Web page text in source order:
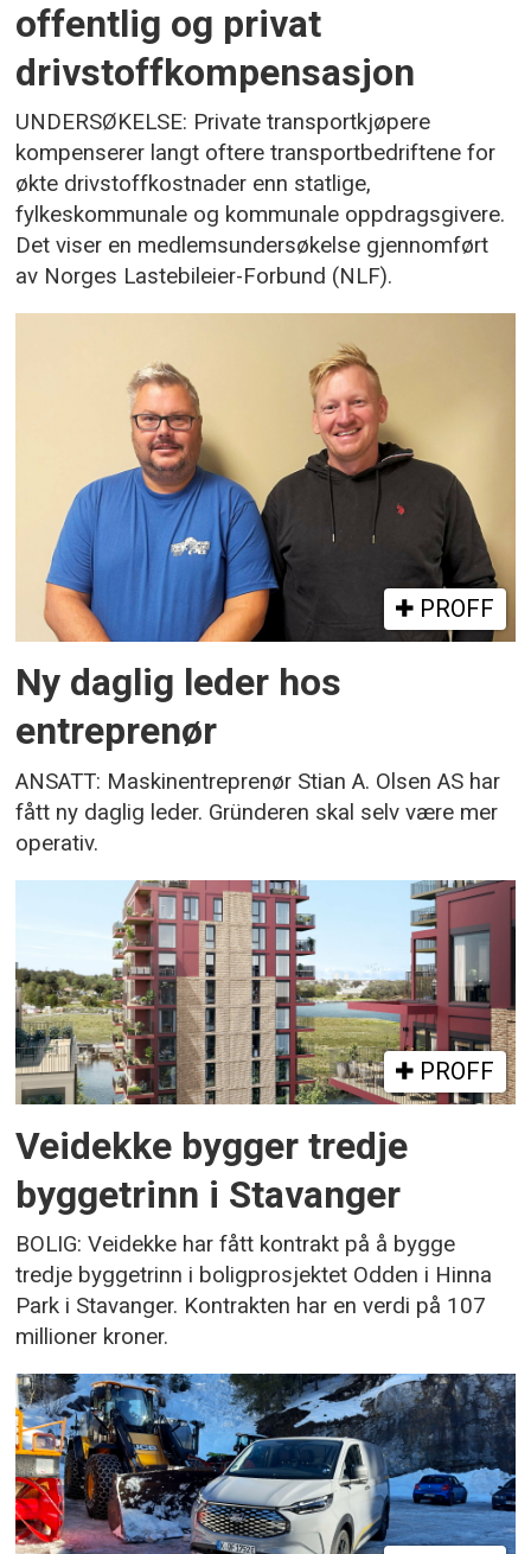
offentlig og privat
drivstoffkompensasjon
UNDERSØKELSE: Private transportkjøpere
kompenserer langt oftere transportbedriftene for
økte drivstoffkostnader enn statlige,
fylkeskommunale og kommunale oppdragsgivere.
Det viser en medlemsundersøkelse gjennomført
av Norges Lastebileier-Forbund (NLF).
PROFF
Ny daglig leder hos
entreprenør
ANSATT: Maskinentreprenør Stian A. Olsen AS har
fått ny daglig leder. Gründeren skal selv være mer
operativ.
PROFF
Veidekke bygger tredje
byggetrinn i Stavanger
BOLIG: Veidekke har fått kontrakt på å bygge
tredje byggetrinn i boligprosjektet Odden i Hinna
Park i Stavanger. Kontrakten har en verdi på 107
millioner kroner.